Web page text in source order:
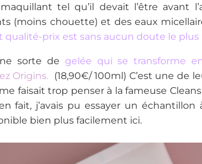
tel qu’il devait l’être avant
(moins chouette) et des eaux
prix est sans aucun doute le plus
sorte de gelée qui se transforme
Origins. (18,90€/ 100ml) C’est une de
me faisait trop penser à la fameuse
fait, j’avais pu essayer un
bien plus facilement ici.